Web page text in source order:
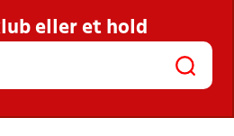
KLUBBER OG
HOLD
eller et hold